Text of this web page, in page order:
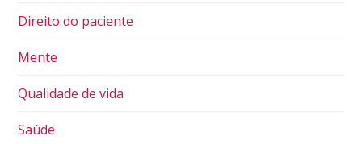
Direito do paciente
Mente
Qualidade de vida
Saúde